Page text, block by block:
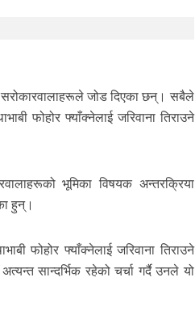
सरोकारवालाहरूले जोड दिएका छन्। सबैले
फोहोर फ्याँक्नेलाई जरिवाना तिराउने
भूमिका विषयक अन्तरक्रिया
हुन्।
फोहोर फ्याँक्नेलाई जरिवाना तिराउने
सान्दर्भिक रहेको चर्चा गर्दै उनले यो